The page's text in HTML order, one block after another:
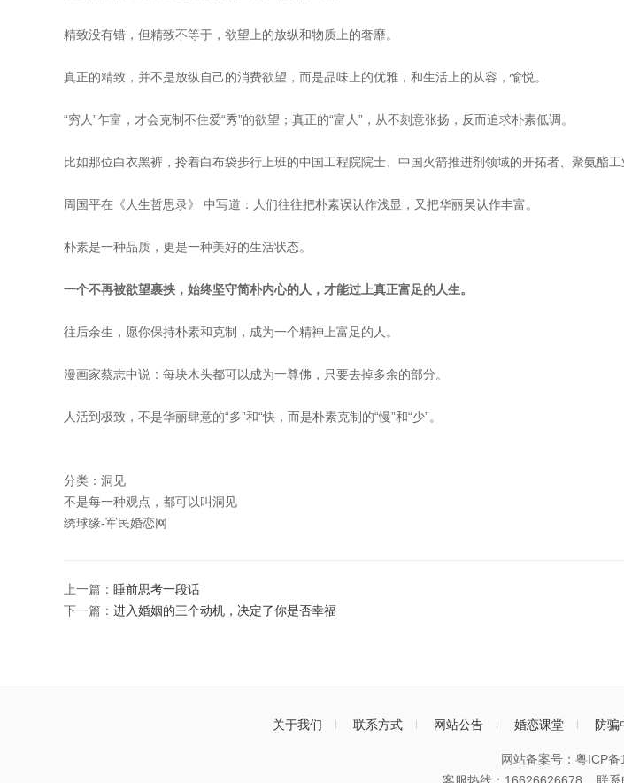
精致没有错，但精致不等于，欲望上的放纵和物质上的奢靡。
真正的精致，并不是放纵自己的消费欲望，而是品味上的优雅，和生活上的从容，愉悦。
“穷人”乍富，才会克制不住爱“秀”的欲望；真正的“富人”，从不刻意张扬，反而追求朴素低调。
比如那位白衣黑裤，拎着白布袋步行上班的中国工程院院士、中国火箭推进剂领域的开拓者、聚氨酯工
周国平在《人生哲思录》 中写道：人们往往把朴素误认作浅显，又把华丽吴认作丰富。
朴素是一种品质，更是一种美好的生活状态。
一个不再被欲望裹挟，始终坚守简朴内心的人，才能过上真正富足的人生。
往后余生，愿你保持朴素和克制，成为一个精神上富足的人。
漫画家蔡志中说：每块木头都可以成为一尊佛，只要去掉多余的部分。
人活到极致，不是华丽肆意的“多”和“快，而是朴素克制的“慢”和“少”。
分类：洞见
不是每一种观点，都可以叫洞见
绣球缘-军民婚恋网
上一篇： 睡前思考一段话
下一篇： 进入婚姻的三个动机，决定了你是否幸福
关于我们 联系方式 网站公告 婚恋课堂 防骗
网站备案号： 粤ICP